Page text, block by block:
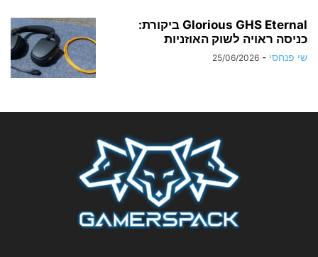
Glorious GHS Eternal ביקורת:
כניסה ראויה לשוק האוזניות
שי פנחסי -
25/06/2026